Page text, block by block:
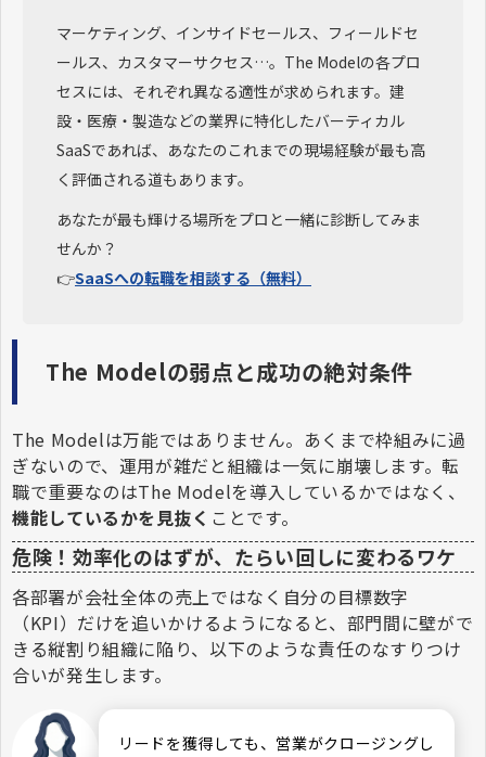
マーケティング、インサイドセールス、フィールドセ
ールス、カスタマーサクセス…。The Modelの各プロ
セスには、それぞれ異なる適性が求められます。建
設・医療・製造などの業界に特化したバーティカル
SaaSであれば、あなたのこれまでの現場経験が最も高
く評価される道もあります。
あなたが最も輝ける場所をプロと一緒に診断してみま
せんか？
👉SaaSへの転職を相談する（無料）
The Modelの弱点と成功の絶対条件
The Modelは万能ではありません。あくまで枠組みに過
ぎないので、運用が雑だと組織は一気に崩壊します。転
職で重要なのはThe Modelを導入しているかではなく、
機能しているかを見抜く ことです。
危険！効率化のはずが、たらい回しに変わるワケ
各部署が会社全体の売上ではなく自分の目標数字
（KPI）だけを追いかけるようになると、部門間に壁がで
きる縦割り組織に陥り、以下のような責任のなすりつけ
合いが発生します。
リードを獲得しても、営業がクロージングし